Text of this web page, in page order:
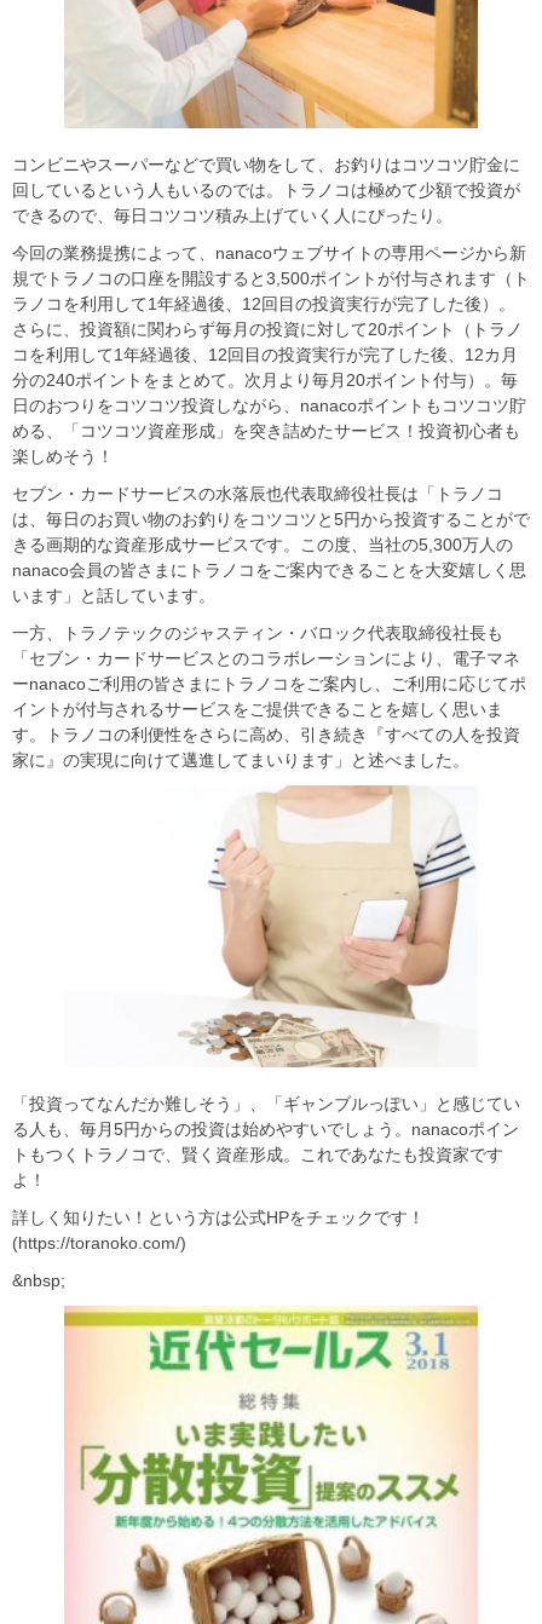
コンビニやスーパーなどで買い物をして、お釣りはコツコツ貯金に
回しているという人もいるのでは。トラノコは極めて少額で投資が
できるので、毎日コツコツ積み上げていく人にぴったり。
今回の業務提携によって、nanacoウェブサイトの専用ページから新
規でトラノコの口座を開設すると3,500ポイントが付与されます（ト
ラノコを利用して1年経過後、12回目の投資実行が完了した後）。
さらに、投資額に関わらず毎月の投資に対して20ポイント（トラノ
コを利用して1年経過後、12回目の投資実行が完了した後、12カ月
分の240ポイントをまとめて。次月より毎月20ポイント付与）。毎
日のおつりをコツコツ投資しながら、nanacoポイントもコツコツ貯
める、「コツコツ資産形成」を突き詰めたサービス！投資初心者も
楽しめそう！
セブン・カードサービスの水落辰也代表取締役社長は「トラノコ
は、毎日のお買い物のお釣りをコツコツと5円から投資することがで
きる画期的な資産形成サービスです。この度、当社の5,300万人の
nanaco会員の皆さまにトラノコをご案内できることを大変嬉しく思
います」と話しています。
一方、トラノテックのジャスティン・バロック代表取締役社長も
「セブン・カードサービスとのコラボレーションにより、電子マネ
ーnanacoご利用の皆さまにトラノコをご案内し、ご利用に応じてポ
イントが付与されるサービスをご提供できることを嬉しく思いま
す。トラノコの利便性をさらに高め、引き続き『すべての人を投資
家に』の実現に向けて邁進してまいります」と述べました。
「投資ってなんだか難しそう」、「ギャンブルっぽい」と感じてい
る人も、毎月5円からの投資は始めやすいでしょう。nanacoポイン
トもつくトラノコで、賢く資産形成。これであなたも投資家です
よ！
詳しく知りたい！という方は公式HPをチェックです！
(https://toranoko.com/)
&nbsp;